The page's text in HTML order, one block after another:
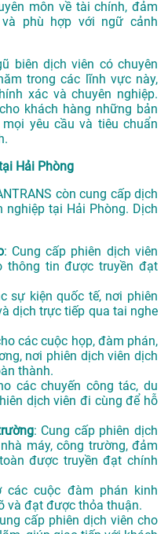
môn về tài chính, đảm
phù hợp với ngữ cảnh
biên dịch viên có chuyên
trong các lĩnh vực này,
xác và chuyên nghiệp.
khách hàng những bản
yêu cầu và tiêu chuẩn
Hải Phòng
còn cung cấp dịch
nghiệp tại Hải Phòng. Dịch
: Cung cấp phiên dịch viên
thông tin được truyền đạt
sự kiện quốc tế, nơi phiên
dịch trực tiếp qua tai nghe
các cuộc họp, đàm phán,
nơi phiên dịch viên dịch
thành.
các chuyến công tác, du
dịch viên đi cùng để hỗ
: Cung cấp phiên dịch
máy, công trường, đảm
được truyền đạt chính
các cuộc đàm phán kinh
và đạt được thỏa thuận.
cấp phiên dịch viên cho